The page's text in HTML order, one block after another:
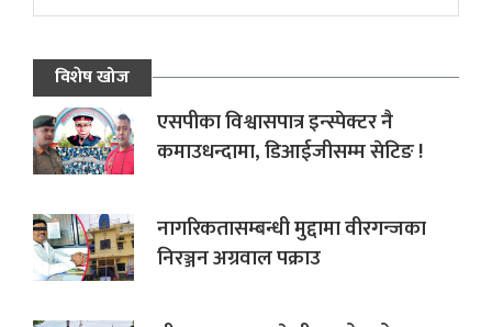
विशेष खोज
एसपीका विश्वासपात्र इन्स्पेक्टर नै
कमाउधन्दामा, डिआईजीसम्म सेटिङ !
नागरिकतासम्बन्धी मुद्दामा वीरगन्जका
निरञ्जन अग्रवाल पक्राउ